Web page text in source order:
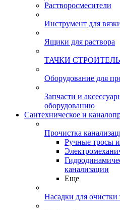
Растворосмесители
Инструмент для
Ящики для раствора
ТАЧКИ
Оборудование для
Запчасти и
оборудованию
Сантехническое и
Прочистка
Ручные тросы
канализации
Еще
Насадки для очистки